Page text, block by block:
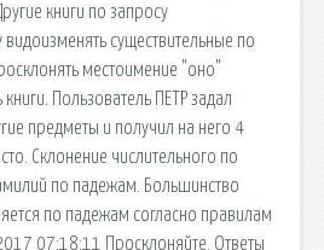
книги по запросу
существительные по
местоимение "оно"
книги. Пользователь ПЕТР задал
предметы и получил на него 4
Склонение числительного по
по падежам. Большинство
по падежам согласно правилам
07:18:11 Просклоняйте. Ответы